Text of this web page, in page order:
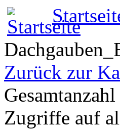
Zurück zur
Zugriffe auf